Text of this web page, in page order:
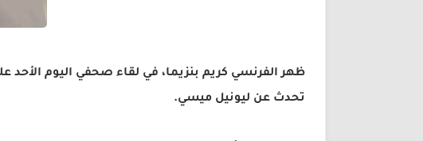
ظهر الفرنسي كريم بنزيما، في لقاء صحفي اليوم الأحد
تحدث عن ليونيل ميسي.